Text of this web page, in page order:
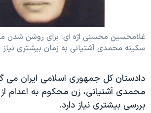
آرشیو پخش زنده
مجموعه مستندهای دادخواهی
دادگاه حمید نوری
چهل سال گروگان‌گیری
غلامحسین محسنی اژه ای: برای روشن
سکینه محمدی آشتیانی به زمان بیشتری
دادستان کل جمهوری اسلامی ایران می
محمدی آشتیانی، زن محکوم به اعدام
بررسی بیشتری نیاز دارد.